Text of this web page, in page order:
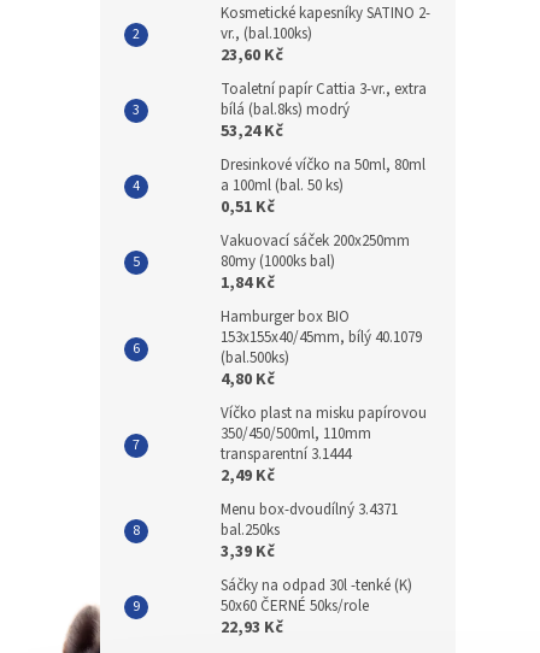
Kosmetické kapesníky SATINO 2-
vr., (bal.100ks)
23,60 Kč
Toaletní papír Cattia 3-vr., extra
bílá (bal.8ks) modrý
53,24 Kč
Dresinkové víčko na 50ml, 80ml
a 100ml (bal. 50 ks)
0,51 Kč
Vakuovací sáček 200x250mm
80my (1000ks bal)
1,84 Kč
Hamburger box BIO
153x155x40/45mm, bílý 40.1079
(bal.500ks)
4,80 Kč
Víčko plast na misku papírovou
350/450/500ml, 110mm
transparentní 3.1444
2,49 Kč
Menu box-dvoudílný 3.4371
bal.250ks
3,39 Kč
Sáčky na odpad 30l -tenké (K)
50x60 ČERNÉ 50ks/role
22,93 Kč